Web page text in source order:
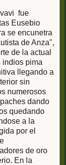
fue
Eusebio
se encunetra
de Anza",
de la actual
indios pima
llegando a
sin
numerosos
dando
quedando
a la
por el
de oro
En la